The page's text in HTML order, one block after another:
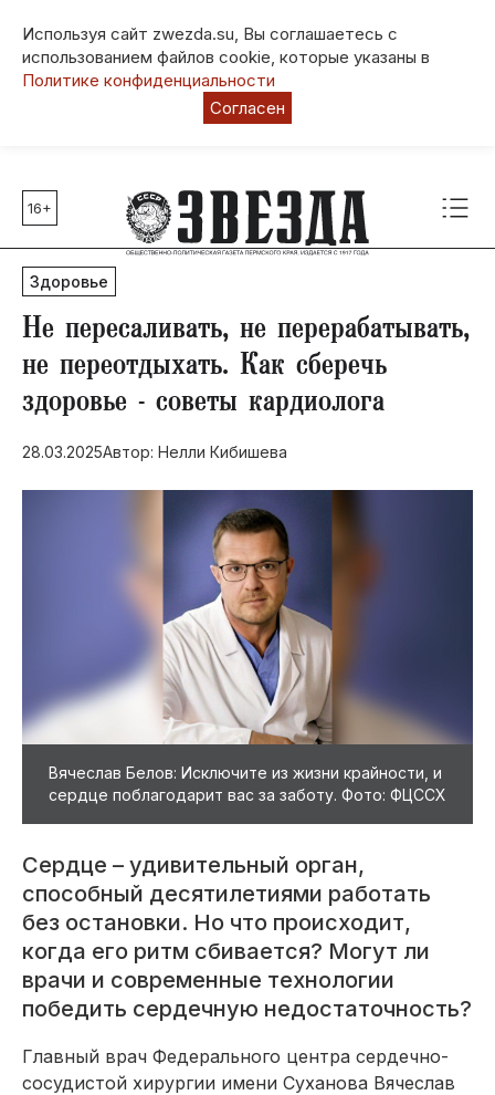
Используя сайт zwezda.su, Вы соглашаетесь с
использованием файлов cookie, которые указаны в
Политике конфиденциальности
Согласен
Главные темы
80 лет Победы
Молодежная столица РФ
СВО
Выборы в Пермском крае
Социальная поддержка
Инфраструктура
Благоустройство
16+
Здоровье
Не пересаливать, не перерабатывать,
не переотдыхать. Как сберечь
здоровье - советы кардиолога
28.03.2025Автор: Нелли Кибишева
Вячеслав Белов: Исключите из жизни крайности, и
сердце поблагодарит вас за заботу. Фото: ФЦССХ
Сердце – удивительный орган,
способный десятилетиями работать
без остановки. Но что происходит,
когда его ритм сбивается? Могут ли
врачи и современные технологии
победить сердечную недостаточность?
Главный врач Федерального центра сердечно-
сосудистой хирургии имени Суханова Вячеслав